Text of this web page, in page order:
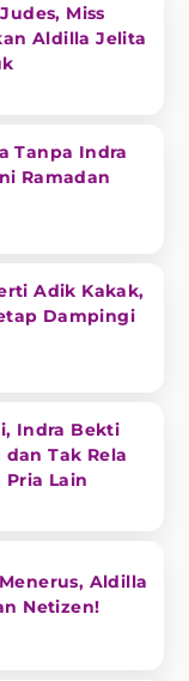
Miss
Aldilla Jelita
Tanpa Indra
Ramadan
Adik Kakak,
Dampingi
Indra Bekti
Tak Rela
Lain
Aldilla
Netizen!